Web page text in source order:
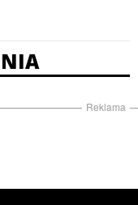
Reklama